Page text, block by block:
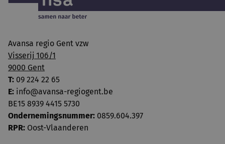
Avansa regio Gent vzw
Visserij 106/1
9000 Gent
T: 09 224 22 65
E: info@avansa-regiogent.be
BE15 8939 4415 5730
Ondernemingsnummer: 0859.604.397
RPR: Oost-Vlaanderen